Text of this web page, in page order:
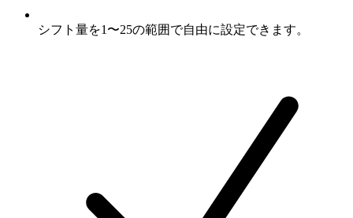
シフト量を1〜25の範囲で自由に設定できます。